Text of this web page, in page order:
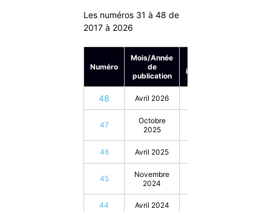
Les numéros 31 à 48 de
2017 à 2026
Numéro
Mois/Année
de
publication
inventaire
48 Avril 2026
47
Octobre
2025
46 Avril 2025
45
Novembre
2024
44 Avril 2024